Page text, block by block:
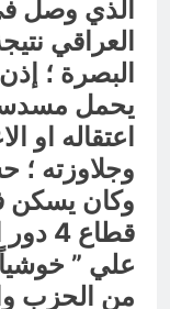
العراقي
البصرة ؛
يحمل
اعتقاله او
قطاع
علي ”
من الحزب